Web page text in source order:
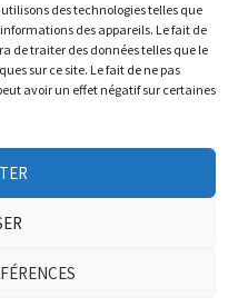
des technologies telles que
des appareils. Le fait de
de traiter des données telles que le
sur ce site. Le fait de ne pas
avoir un effet négatif sur certaines
moi
Jacques Vacheron